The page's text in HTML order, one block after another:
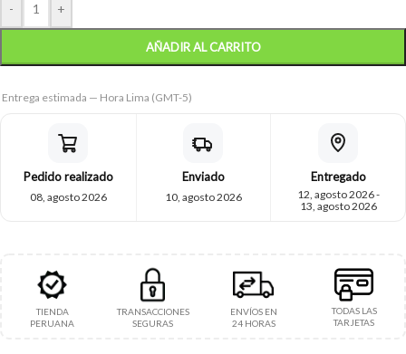
- +
AÑADIR AL CARRITO
Entrega estimada — Hora Lima (GMT-5)
Pedido realizado
08, agosto 2026
Enviado
10, agosto 2026
Entregado
12, agosto 2026 -
13, agosto 2026
TIENDA
PERUANA
TRANSACCIONES
SEGURAS
ENVÍOS EN
24 HORAS
TODAS LAS
TARJETAS